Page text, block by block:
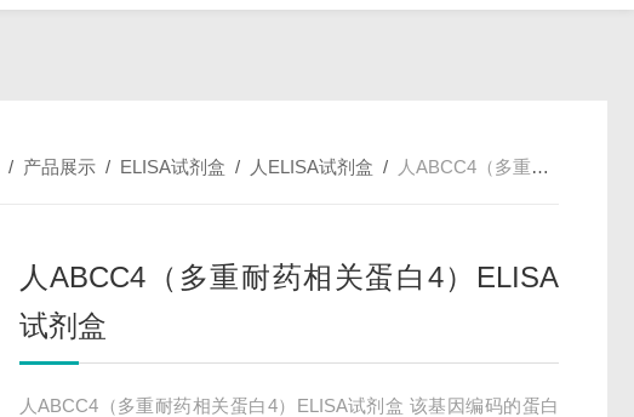
/ 产品展示 / ELISA试剂盒 / 人ELISA试剂盒 / 人ABCC4（多重耐药相关蛋白4）ELISA试剂盒
人ABCC4（多重耐药相关蛋白4）ELISA
试剂盒
人ABCC4（多重耐药相关蛋白4）ELISA试剂盒 该基因编码的蛋白